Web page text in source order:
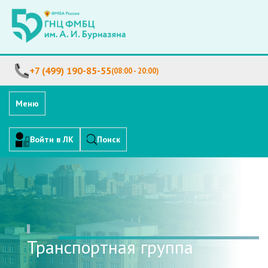
+7 (499) 190-85-55(08:00 - 20:00)
Меню
Войти в ЛК Поиск
Транспортная группа